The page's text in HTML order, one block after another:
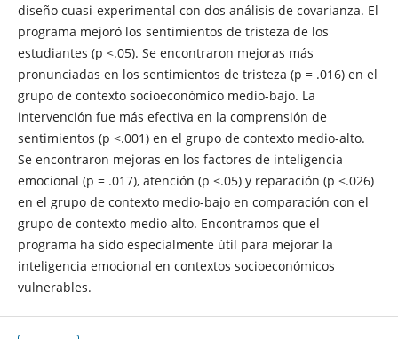
diseño cuasi-experimental con dos análisis de covarianza. El
programa mejoró los sentimientos de tristeza de los
estudiantes (p <.05). Se encontraron mejoras más
pronunciadas en los sentimientos de tristeza (p = .016) en el
grupo de contexto socioeconómico medio-bajo. La
intervención fue más efectiva en la comprensión de
sentimientos (p <.001) en el grupo de contexto medio-alto.
Se encontraron mejoras en los factores de inteligencia
emocional (p = .017), atención (p <.05) y reparación (p <.026)
en el grupo de contexto medio-bajo en comparación con el
grupo de contexto medio-alto. Encontramos que el
programa ha sido especialmente útil para mejorar la
inteligencia emocional en contextos socioeconómicos
vulnerables.